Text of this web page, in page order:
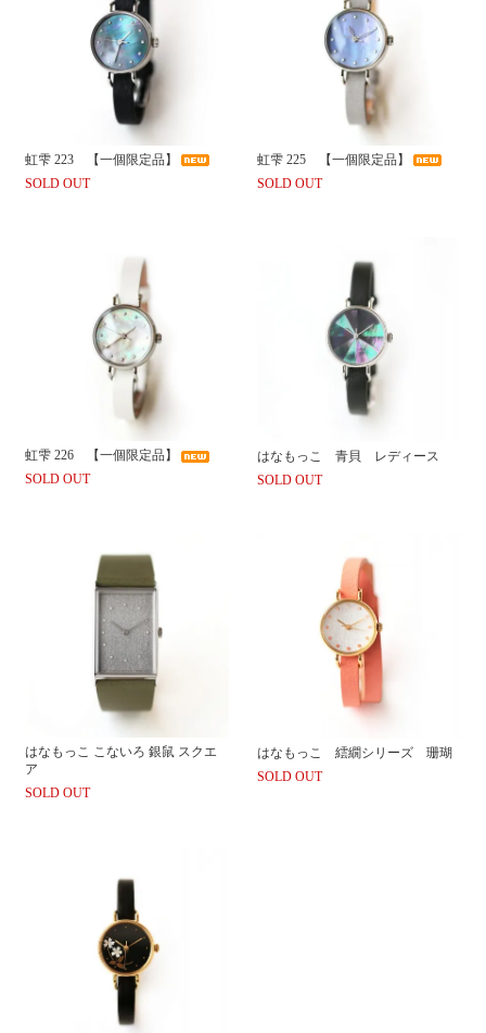
虹雫 223 【一個限定品】
SOLD OUT
虹雫 225 【一個限定品】
SOLD OUT
虹雫 226 【一個限定品】
SOLD OUT
はなもっこ 青貝 レディース
SOLD OUT
はなもっこ こないろ 銀鼠 スクエ
ア
SOLD OUT
はなもっこ 繧繝シリーズ 珊瑚
SOLD OUT